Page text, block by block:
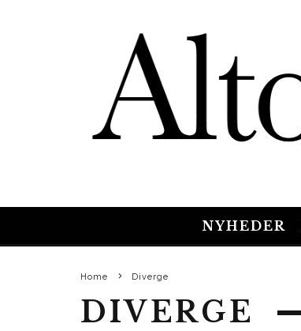
NYHEDER
Home Diverge
DIVERGE